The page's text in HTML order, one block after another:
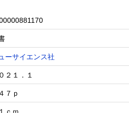
ーサイエンス社
２１．１
７ｐ